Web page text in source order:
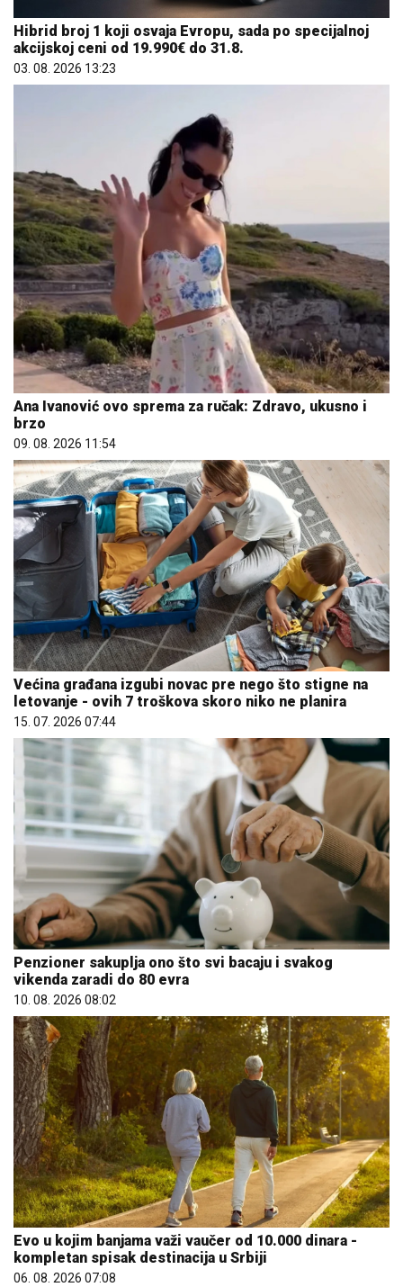
Hibrid broj 1 koji osvaja Evropu, sada po specijalnoj
akcijskoj ceni od 19.990€ do 31.8.
03. 08. 2026 13:23
Ana Ivanović ovo sprema za ručak: Zdravo, ukusno i
brzo
09. 08. 2026 11:54
Većina građana izgubi novac pre nego što stigne na
letovanje - ovih 7 troškova skoro niko ne planira
15. 07. 2026 07:44
Penzioner sakuplja ono što svi bacaju i svakog
vikenda zaradi do 80 evra
10. 08. 2026 08:02
Evo u kojim banjama važi vaučer od 10.000 dinara -
kompletan spisak destinacija u Srbiji
06. 08. 2026 07:08